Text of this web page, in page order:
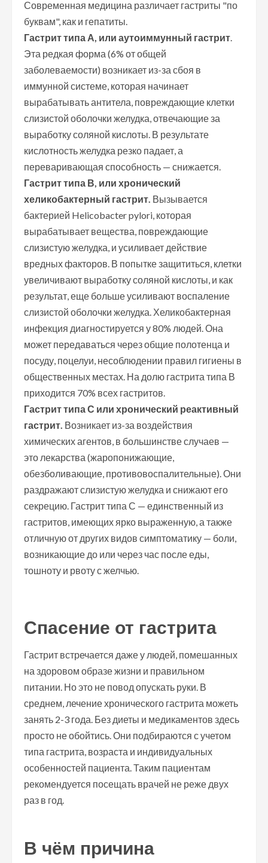
Современная медицина различает гастриты "по
буквам", как и гепатиты.
Гастрит типа А, или аутоиммунный гастрит.
Эта редкая форма (6% от общей
заболеваемости) возникает из-за сбоя в
иммунной системе, которая начинает
вырабатывать антитела, повреждающие клетки
слизистой оболочки желудка, отвечающие за
выработку соляной кислоты. В результате
кислотность желудка резко падает, а
переваривающая способность — снижается.
Гастрит типа В, или хронический
хеликобактерный гастрит. Вызывается
бактерией Helicobacter pylori, которая
вырабатывает вещества, повреждающие
слизистую желудка, и усиливает действие
вредных факторов. В попытке защититься, клетки
увеличивают выработку соляной кислоты, и как
результат, еще больше усиливают воспаление
слизистой оболочки желудка. Хеликобактерная
инфекция диагностируется у 80% людей. Она
может передаваться через общие полотенца и
посуду, поцелуи, несоблюдении правил гигиены в
общественных местах. На долю гастрита типа В
приходится 70% всех гастритов.
Гастрит типа С или хронический реактивный
гастрит. Возникает из-за воздействия
химических агентов, в большинстве случаев —
это лекарства (жаропонижающие,
обезболивающие, противовоспалительные). Они
раздражают слизистую желудка и снижают его
секрецию. Гастрит типа С — единственный из
гастритов, имеющих ярко выраженную, а также
отличную от других видов симптоматику — боли,
возникающие до или через час после еды,
тошноту и рвоту с желчью.
Спасение от гастрита
Гастрит встречается даже у людей, помешанных
на здоровом образе жизни и правильном
питании. Но это не повод опускать руки. В
среднем, лечение хронического гастрита можеть
занять 2-3 года. Без диеты и медикаментов здесь
просто не обойтись. Они подбираются с учетом
типа гастрита, возраста и индивидуальных
особенностей пациента. Таким пациентам
рекомендуется посещать врачей не реже двух
раз в год.
В чём причина